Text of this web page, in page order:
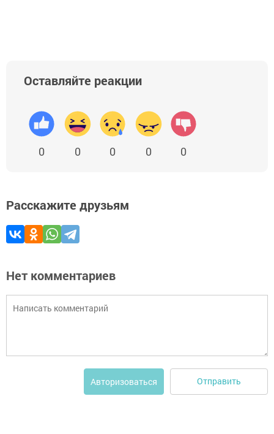
Оставляйте реакции
0 0 0 0 0
Расскажите друзьям
Нет комментариев
Авторизоваться Отправить